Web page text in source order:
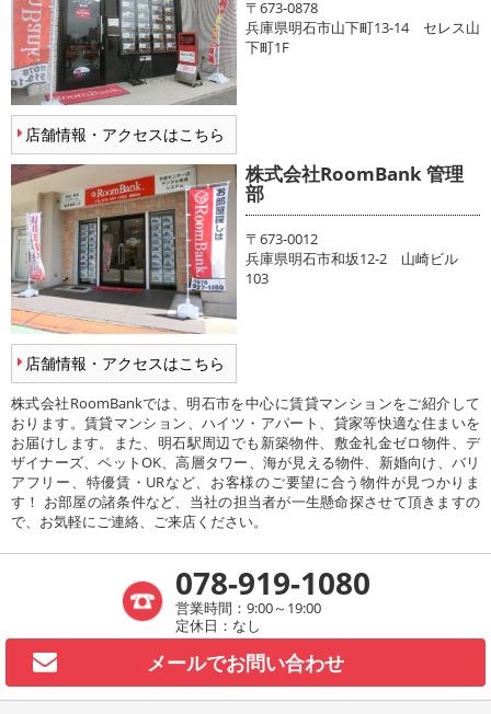
店舗情報・アクセスはこちら
〒673-0878
兵庫県明石市山下町13-14 セレス山
下町1F
店舗情報・アクセスはこちら
株式会社RoomBank 管理
部
〒673-0012
兵庫県明石市和坂12-2 山崎ビル
103
株式会社RoomBankでは、明石市を中心に賃貸マンションをご紹介して
おります。賃貸マンション、ハイツ・アパート、貸家等快適な住まいを
お届けします。また、明石駅周辺でも新築物件、敷金礼金ゼロ物件、デ
ザイナーズ、ペットOK、高層タワー、海が見える物件、新婚向け、バリ
アフリー、特優賃・URなど、お客様のご要望に合う物件が見つかりま
す！ お部屋の諸条件など、当社の担当者が一生懸命探させて頂きますの
で、お気軽にご連絡、ご来店ください。
078-919-1080
営業時間：9:00～19:00
定休日：なし
メールでお問い合わせ